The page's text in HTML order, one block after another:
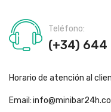
Teléfono:
(+34) 644
Horario de atención al
Email: